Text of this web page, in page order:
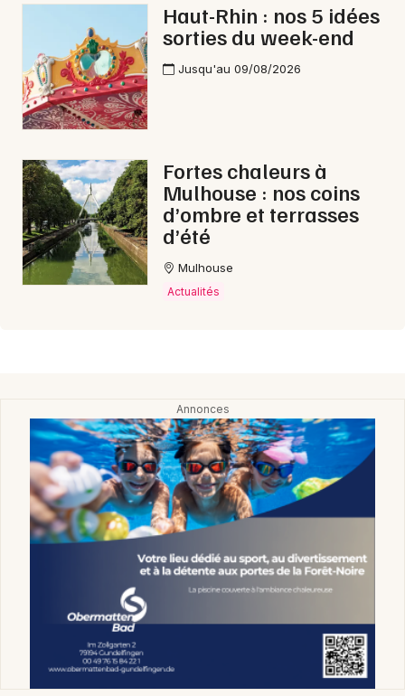
Haut-Rhin : nos 5 idées
sorties du week-end
Jusqu'au 09/08/2026
Fortes chaleurs à
Mulhouse : nos coins
d’ombre et terrasses
d’été
Mulhouse
Actualités